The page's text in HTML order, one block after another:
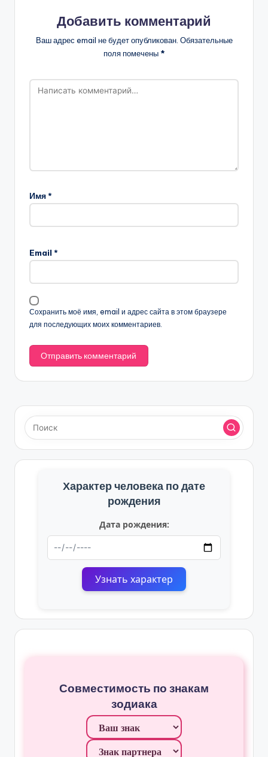
Добавить комментарий
Ваш адрес email не будет опубликован. Обязательные
поля помечены *
Имя*
Email *
Сохранить моё имя, email и адрес сайта в этом браузере
для последующих моих комментариев.
Характер человека по дате
рождения
Дата рождения:
Узнать характер
Совместимость по знакам
зодиака